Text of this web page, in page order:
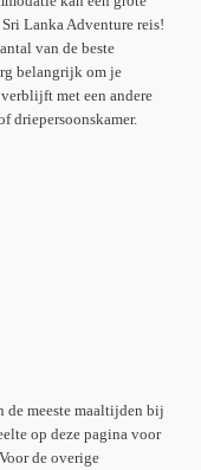
Lanka Adventure reis!
van de beste
belangrijk om je
met een andere
driepersoonskamer.
de meeste maaltijden bij
op deze pagina voor
de overige